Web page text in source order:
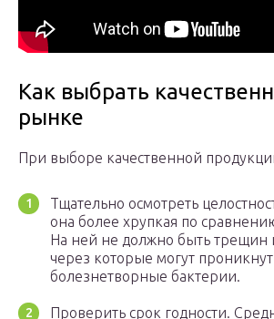
Как выбрать
рынке
При выборе качественной
Тщательно осмотреть
она более хрупкая по
На ней не должно быть трещин
через которые могут
болезнетворные бактерии.
Проверить срок годности.